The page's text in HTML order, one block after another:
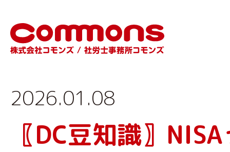
2026.01.08
〖DC豆知識〗